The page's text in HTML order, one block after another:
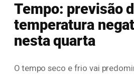
Tempo: previsão
temperatura
nesta quarta
O tempo seco e frio vai